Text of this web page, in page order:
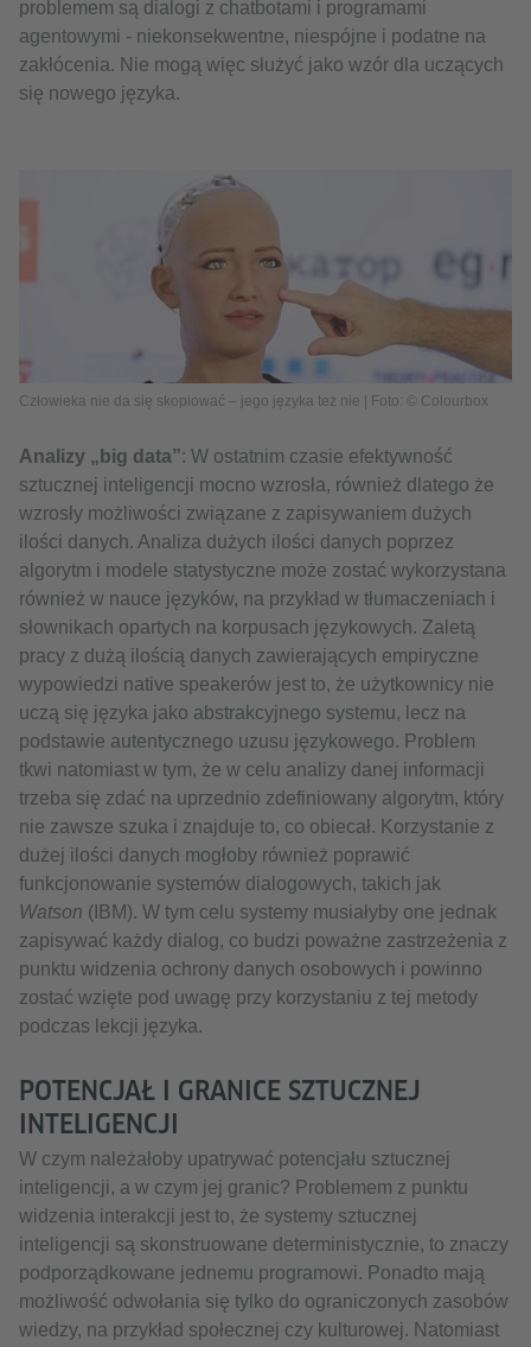
problemem są dialogi z chatbotami i programami
agentowymi - niekonsekwentne, niespójne i podatne na
zakłócenia. Nie mogą więc służyć jako wzór dla uczących
się nowego języka.
Człowieka nie da się skopiować – jego języka też nie | Foto: © Colourbox
Analizy „big data”: W ostatnim czasie efektywność
sztucznej inteligencji mocno wzrosła, również dlatego że
wzrosły możliwości związane z zapisywaniem dużych
ilości danych. Analiza dużych ilości danych poprzez
algorytm i modele statystyczne może zostać wykorzystana
również w nauce języków, na przykład w tłumaczeniach i
słownikach opartych na korpusach językowych. Zaletą
pracy z dużą ilością danych zawierających empiryczne
wypowiedzi native speakerów jest to, że użytkownicy nie
uczą się języka jako abstrakcyjnego systemu, lecz na
podstawie autentycznego uzusu językowego. Problem
tkwi natomiast w tym, że w celu analizy danej informacji
trzeba się zdać na uprzednio zdefiniowany algorytm, który
nie zawsze szuka i znajduje to, co obiecał. Korzystanie z
dużej ilości danych mogłoby również poprawić
funkcjonowanie systemów dialogowych, takich jak
Watson (IBM). W tym celu systemy musiałyby one jednak
zapisywać każdy dialog, co budzi poważne zastrzeżenia z
punktu widzenia ochrony danych osobowych i powinno
zostać wzięte pod uwagę przy korzystaniu z tej metody
podczas lekcji języka.
POTENCJAŁ I GRANICE SZTUCZNEJ
INTELIGENCJI
W czym należałoby upatrywać potencjału sztucznej
inteligencji, a w czym jej granic? Problemem z punktu
widzenia interakcji jest to, że systemy sztucznej
inteligencji są skonstruowane deterministycznie, to znaczy
podporządkowane jednemu programowi. Ponadto mają
możliwość odwołania się tylko do ograniczonych zasobów
wiedzy, na przykład społecznej czy kulturowej. Natomiast